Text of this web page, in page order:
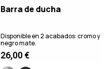
Barra de ducha
Disponible en 2 acabados: cromo y
negro mate.
26,00€